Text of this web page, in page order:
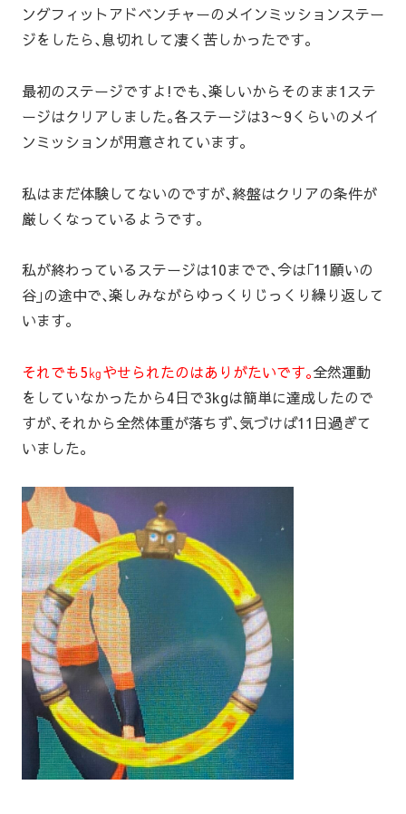
ングフィットアドベンチャーのメインミッションステー
ジをしたら､息切れして凄く苦しかったです｡
最初のステージですよ!でも､楽しいからそのまま1ステ
ージはクリアしました｡各ステージは3～9くらいのメイ
ンミッションが用意されています｡
私はまだ体験してないのですが､終盤はクリアの条件が
厳しくなっているようです｡
私が終わっているステージは10までで､今は｢11願いの
谷｣の途中で､楽しみながらゆっくりじっくり繰り返して
います｡
それでも5㎏やせられたのはありがたいです｡全然運動
をしていなかったから4日で3kgは簡単に達成したので
すが､それから全然体重が落ちず､気づけば11日過ぎて
いました｡